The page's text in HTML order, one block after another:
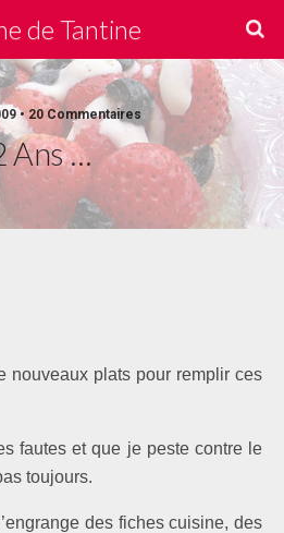
de Tantine
• 20 Commentaires
Ans …
nouveaux plats pour remplir ces
fautes et que je peste contre le
toujours.
des fiches cuisine,des